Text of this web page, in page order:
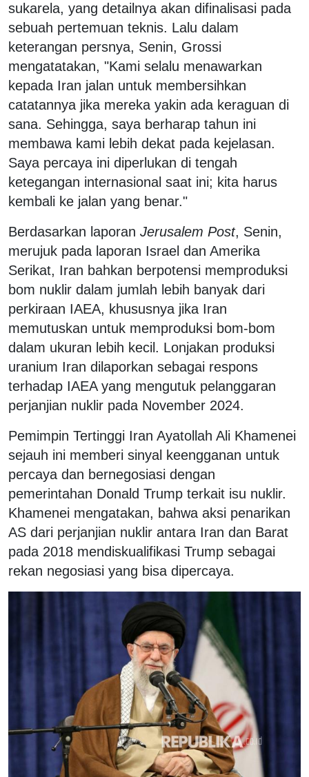
sukarela, yang detailnya akan difinalisasi pada
sebuah pertemuan teknis. Lalu dalam
keterangan persnya, Senin, Grossi
mengatatakan, "Kami selalu menawarkan
kepada Iran jalan untuk membersihkan
catatannya jika mereka yakin ada keraguan di
sana. Sehingga, saya berharap tahun ini
membawa kami lebih dekat pada kejelasan.
Saya percaya ini diperlukan di tengah
ketegangan internasional saat ini; kita harus
kembali ke jalan yang benar."
Berdasarkan laporan Jerusalem Post, Senin,
merujuk pada laporan Israel dan Amerika
Serikat, Iran bahkan berpotensi memproduksi
bom nuklir dalam jumlah lebih banyak dari
perkiraan IAEA, khususnya jika Iran
memutuskan untuk memproduksi bom-bom
dalam ukuran lebih kecil. Lonjakan produksi
uranium Iran dilaporkan sebagai respons
terhadap IAEA yang mengutuk pelanggaran
perjanjian nuklir pada November 2024.
Pemimpin Tertinggi Iran Ayatollah Ali Khamenei
sejauh ini memberi sinyal keengganan untuk
percaya dan bernegosiasi dengan
pemerintahan Donald Trump terkait isu nuklir.
Khamenei mengatakan, bahwa aksi penarikan
AS dari perjanjian nuklir antara Iran dan Barat
pada 2018 mendiskualifikasi Trump sebagai
rekan negosiasi yang bisa dipercaya.